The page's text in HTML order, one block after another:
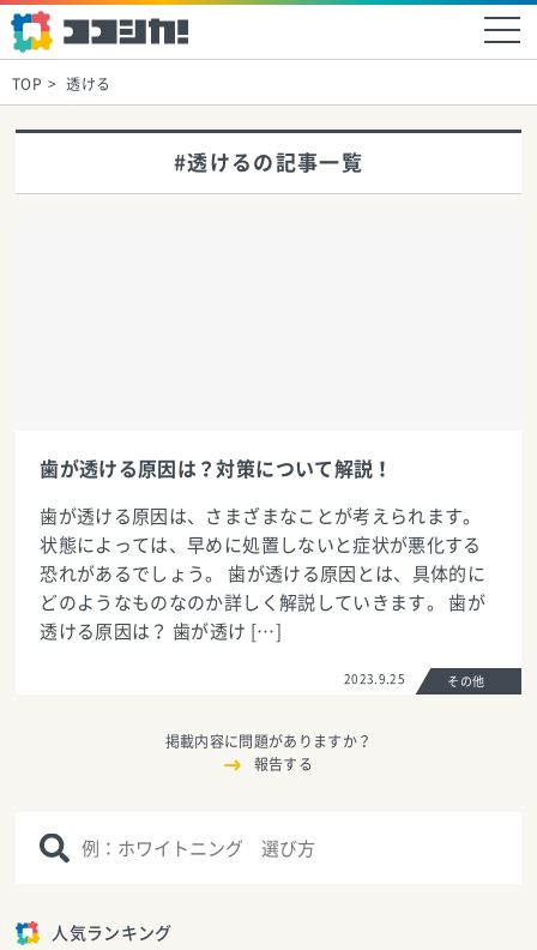
TOP 透ける
#透けるの記事一覧
歯が透ける原因は？対策について解説！
歯が透ける原因は、さまざまなことが考えられます。
状態によっては、早めに処置しないと症状が悪化する
恐れがあるでしょう。 歯が透ける原因とは、具体的に
どのようなものなのか詳しく解説していきます。 歯が
透ける原因は？ 歯が透け […]
2023.9.25 その他
掲載内容に問題がありますか？
報告する
人気ランキング